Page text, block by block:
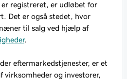
registreret, er udløbet for
Det er også stedet, hvor
til salg ved hjælp af
.
eftermarkedstjenester, er et
virksomheder og investorer,